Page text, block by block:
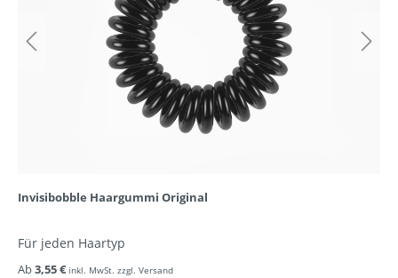
Invisibobble Haargummi Original
Für jeden Haartyp
Ab3,55 € inkl. MwSt. zzgl. Versand